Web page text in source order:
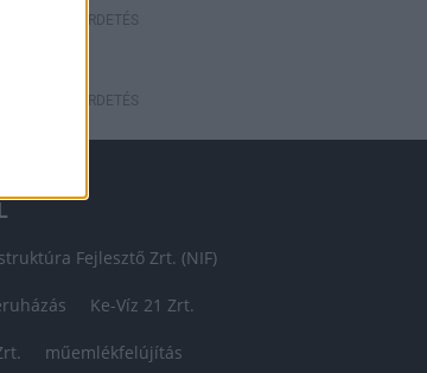
HIRDETÉS
HIRDETÉS
Fejlesztő Zrt. (NIF)
Ke-Víz 21 Zrt.
műemlékfelújítás